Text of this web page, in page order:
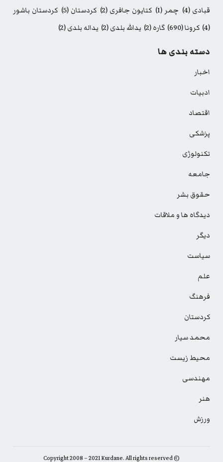
قبادی (4) چمر (1) کتایون جافری (2) کردستان (5)
کردستان باشور
(4)
کرونا(690) گاره(2) یدالله بلدی(2) یداله بلدی(2)
دسته بندی ها
اخبار
ادبیات
اقتصاد
پزشکی
تکنولوژی
جامعه
حقوق بشر
دیدگاه ها و ملاقات
دیگر
سیاست
علم
فرهنگ
کردستان
محمد سیار
محیط زیست
مهندسی
هنر
ورزش
© Copyright 2008 – 2021 Kurdane. All rights reserved